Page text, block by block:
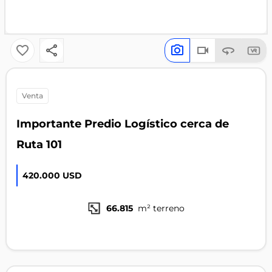
venta
Importante Predio Logístico cerca de
Ruta 101
420.000 USD
66.815 m² terreno